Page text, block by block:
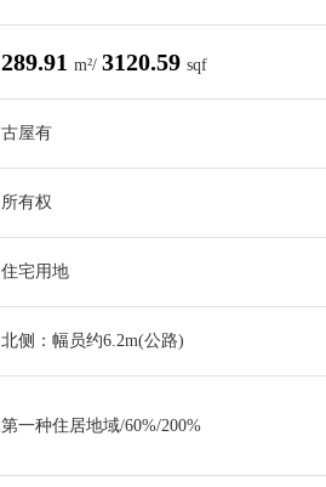
289.91 m²/ 3120.59 sqf
古屋有
所有权
住宅用地
北侧：幅员约6.2m(公路)
第一种住居地域/60%/200%